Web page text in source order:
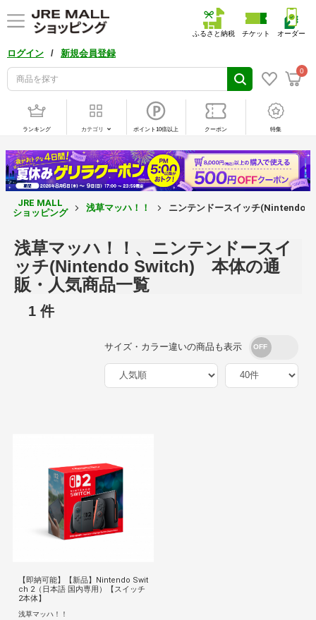
ログイン / 新規会員登録
0
ふるさと納税 チケット オーダー
ランキング カテゴリ ポイント10倍以上 クーポン 特集
JRE MALL
ショッピング
浅草マッハ！！ ニンテンドースイッチ(Nintendo
浅草マッハ！！、ニンテンドースイ
ッチ(Nintendo Switch) 本体の通
販・人気商品一覧
1 件
サイズ・カラー違いの商品も表示
【即納可能】【新品】Nintendo Swit
ch 2（日本語 国内専用）【スイッチ
2本体】
浅草マッハ！！